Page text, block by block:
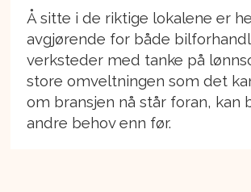
Å sitte i de riktige lokalene er
avgjørende for både
verksteder med tanke på
store omveltningen som det
om bransjen nå står foran, kan
andre behov enn før.